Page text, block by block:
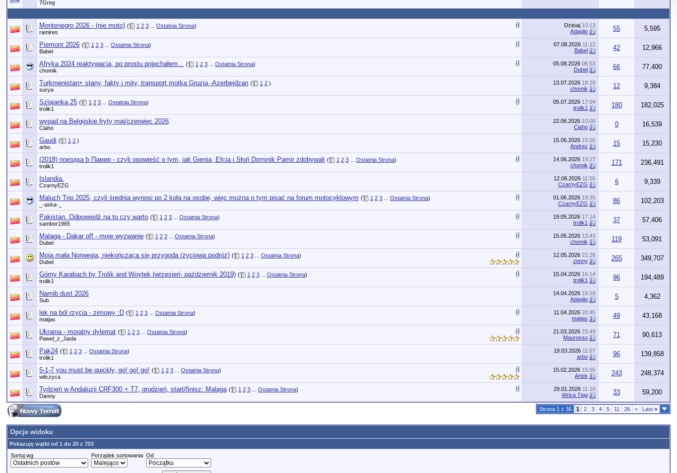
7Greg
Montenegro 2026 - (nie moto) ( 1 2 3 Ostatnia Strona)
ramires
Dzisiaj 10:13
Adagiio
55 5,595
Piemont 2026 ( 1 2 3 Ostatnia Strona)
Babel
07.08.2026 11:12
Babel
42 12,966
Afryka 2024 reaktywacja, po prostu pojechałem... ( 1 2 3 Ostatnia Strona)
chomik
05.08.2026 06:53
Dubel
66 77,400
Turkmenistan+ stany, fakty i mity, transport motka Gruzja -Azerbejdzan ( 1 2 )
surya
13.07.2026 18:28
chomik
12 9,384
Szlajanka 25 ( 1 2 3 Ostatnia Strona)
trolik1
05.07.2026 17:04
trolik1
180 182,025
wypad na Belgijskie fryty maj/czerwiec 2026
Ciaho
22.06.2026 10:00
Ciaho
0 16,539
Gaudi ( 1 2 )
arbo
15.06.2026 15:00
Andrez
15 15,230
(2018) поездка b Памир - czyli opowieść o tym, jak Gienia, Efcia i Słoń Dominik Pamir zdobywali ( 1 2 3 Ostatnia Strona)
trolik1
14.06.2026 19:27
chomik
171 236,491
Islandia.
CzarnyEZG
12.06.2026 11:56
CzarnyEZG
6 9,339
Maluch Trip 2025, czyli średnia wynosi po 2 koła na osobę, więc można o tym pisać na forum motocyklowym ( 1 2 3 Ostatnia Strona)
_-aska-_
01.06.2026 19:35
CzarnyEZG
86 102,203
Pakistan. Odpowiedź na to czy warto ( 1 2 3 Ostatnia Strona)
sambor1965
19.05.2026 17:14
trolik1
37 57,406
Malaga - Dakar off - moje wyzwanie ( 1 2 3 Ostatnia Strona)
Dubel
15.05.2026 13:43
chomik
119 53,091
Moja mała Norwegia, niekończąca się przygoda (życiowa podróż) ( 1 2 3 Ostatnia Strona)
Dubel
12.05.2026 21:26
zimny
265 349,707
Górny Karabach by Trolik and Woytek (wrzesień- październik 2019) ( 1 2 3 Ostatnia Strona)
trolik1
15.04.2026 16:14
trolik1
96 194,489
Namib dust 2026
Sub
14.04.2026 19:18
Adagiio
5 4,362
lek na ból rzycia - zimowy :D ( 1 2 3 Ostatnia Strona)
matjas
11.04.2026 20:45
matjas
49 43,168
Ukraina - moralny dylemat ( 1 2 3 Ostatnia Strona)
Pawel_z_Jasla
21.03.2026 23:49
Maurosso
71 90,613
Pak24 ( 1 2 3 Ostatnia Strona)
trolik1
19.03.2026 11:07
arbo
96 139,858
5-1-7 you must be quickly, go! go! go! ( 1 2 3 Ostatnia Strona)
wilczyca
15.02.2026 15:05
Artek
243 248,374
Tydzień w Andaluzji CRF300 + T7, grudzień, start/finisz: Malaga ( 1 2 3 Ostatnia Strona)
Danny
29.01.2026 11:16
Africa Tigg
33 59,200
Strona 1 z 36 1 2 3 4 5 11 26 > Last »
Opcje widoku
Pokazuję wątki od 1 do 20 z 703
Sortuj wg
Porządek sortowania Od